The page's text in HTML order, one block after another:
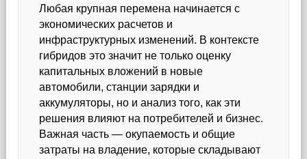
Любая крупная перемена начинается с
экономических расчетов и
инфраструктурных изменений. В контексте
гибридов это значит не только оценку
капитальных вложений в новые
автомобили, станции зарядки и
аккумуляторы, но и анализ того, как эти
решения влияют на потребителей и бизнес.
Важная часть — окупаемость и общие
затраты на владение, которые складывают